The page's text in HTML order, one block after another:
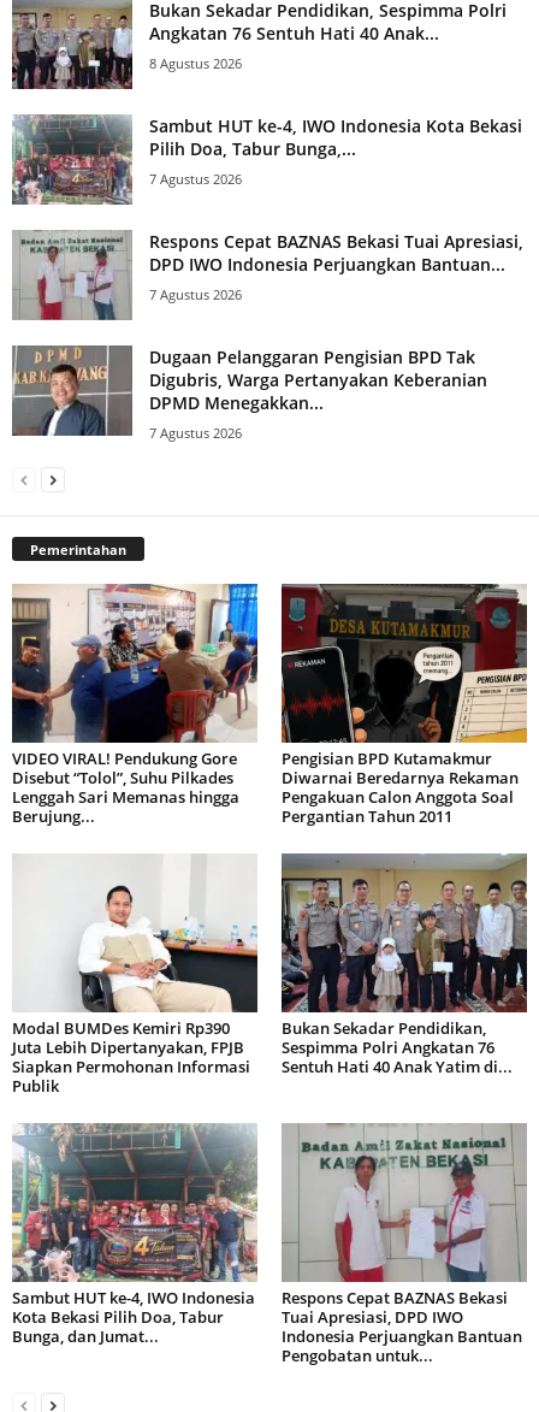
Bukan Sekadar Pendidikan, Sespimma Polri
Angkatan 76 Sentuh Hati 40 Anak...
8 Agustus 2026
Sambut HUT ke-4, IWO Indonesia Kota Bekasi
Pilih Doa, Tabur Bunga,...
7 Agustus 2026
Respons Cepat BAZNAS Bekasi Tuai Apresiasi,
DPD IWO Indonesia Perjuangkan Bantuan...
7 Agustus 2026
Dugaan Pelanggaran Pengisian BPD Tak
Digubris, Warga Pertanyakan Keberanian
DPMD Menegakkan...
7 Agustus 2026
Pemerintahan
VIDEO VIRAL! Pendukung Gore
Disebut “Tolol”, Suhu Pilkades
Lenggah Sari Memanas hingga
Berujung...
Pengisian BPD Kutamakmur
Diwarnai Beredarnya Rekaman
Pengakuan Calon Anggota Soal
Pergantian Tahun 2011
Modal BUMDes Kemiri Rp390
Juta Lebih Dipertanyakan, FPJB
Siapkan Permohonan Informasi
Publik
Bukan Sekadar Pendidikan,
Sespimma Polri Angkatan 76
Sentuh Hati 40 Anak Yatim di...
Sambut HUT ke-4, IWO Indonesia
Kota Bekasi Pilih Doa, Tabur
Bunga, dan Jumat...
Respons Cepat BAZNAS Bekasi
Tuai Apresiasi, DPD IWO
Indonesia Perjuangkan Bantuan
Pengobatan untuk...